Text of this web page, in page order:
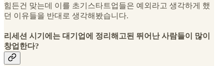
힘든건 맞는데 이를 초기스타트업들은 예외라고 생각하게 했
던 이유들을 반대로 생각해봤습니다.
리세션 시기에는 대기업에 정리해고된 뛰어난 사람들이 많이
창업한다?